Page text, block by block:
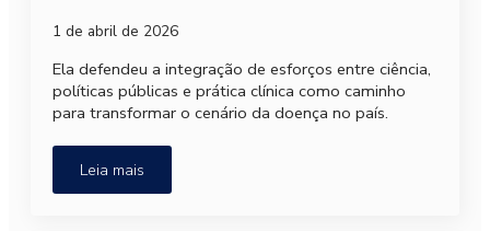
1 de abril de 2026
Ela defendeu a integração de esforços entre ciência,
políticas públicas e prática clínica como caminho
para transformar o cenário da doença no país.
Leia mais